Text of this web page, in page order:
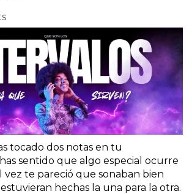
tocado dos notas en tu
sentido que algo especial ocurre
vez te pareció que sonaban bien
hechas la una para la otra.